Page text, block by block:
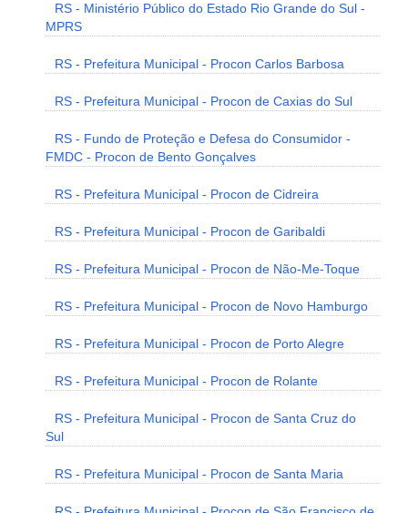
RS - Ministério Público do Estado Rio Grande do Sul -
MPRS
RS - Prefeitura Municipal - Procon Carlos Barbosa
RS - Prefeitura Municipal - Procon de Caxias do Sul
RS - Fundo de Proteção e Defesa do Consumidor -
FMDC - Procon de Bento Gonçalves
RS - Prefeitura Municipal - Procon de Cidreira
RS - Prefeitura Municipal - Procon de Garibaldi
RS - Prefeitura Municipal - Procon de Não-Me-Toque
RS - Prefeitura Municipal - Procon de Novo Hamburgo
RS - Prefeitura Municipal - Procon de Porto Alegre
RS - Prefeitura Municipal - Procon de Rolante
RS - Prefeitura Municipal - Procon de Santa Cruz do
Sul
RS - Prefeitura Municipal - Procon de Santa Maria